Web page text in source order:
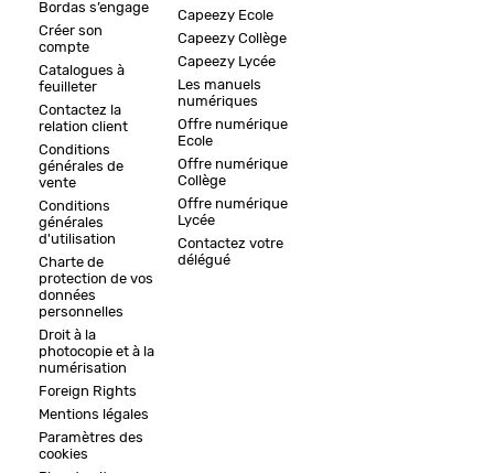
Bordas s’engage
Créer son
compte
Catalogues à
feuilleter
Contactez la
relation client
Conditions
générales de
vente
Conditions
générales
d'utilisation
Charte de
protection de vos
données
personnelles
Droit à la
photocopie et à la
numérisation
Foreign Rights
Mentions légales
Paramètres des
cookies
Capeezy Ecole
Capeezy Collège
Capeezy Lycée
Les manuels
numériques
Offre numérique
Ecole
Offre numérique
Collège
Offre numérique
Lycée
Contactez votre
délégué